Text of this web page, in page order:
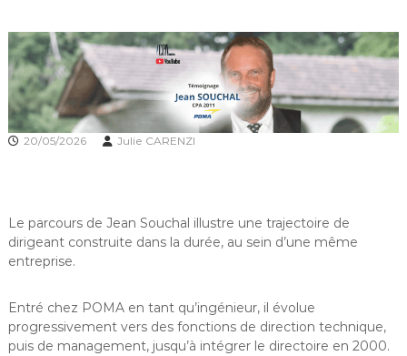
20/05/2026 Julie CARENZI
Le parcours de Jean Souchal illustre une trajectoire de
dirigeant construite dans la durée, au sein d’une même
entreprise.
Entré chez POMA en tant qu’ingénieur, il évolue
progressivement vers des fonctions de direction technique,
puis de management, jusqu’à intégrer le directoire en 2000.